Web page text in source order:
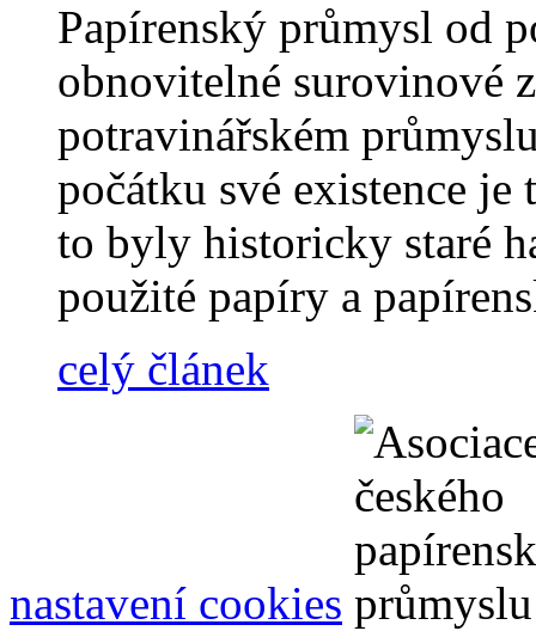
Papírenský průmysl od
obnovitelné surovinové
potravinářském
počátku své existence
to byly historicky staré
použité papíry a
celý článek
nastavení cookies